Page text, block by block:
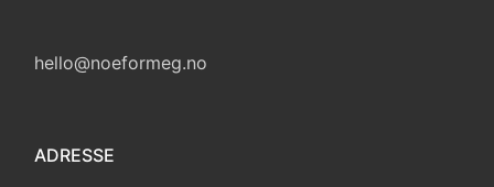
hello@noeformeg.no
ADRESSE